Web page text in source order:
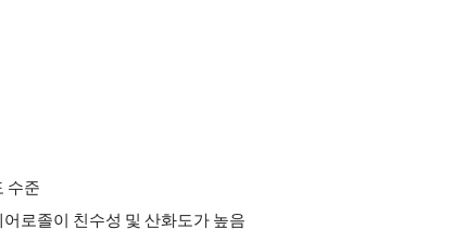
수준
로졸이 친수성 및 산화도가 높음